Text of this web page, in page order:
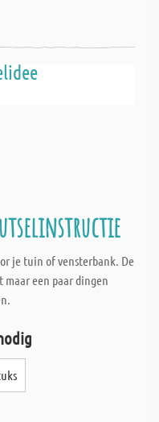
je tuin of vensterbank. De
een paar dingen